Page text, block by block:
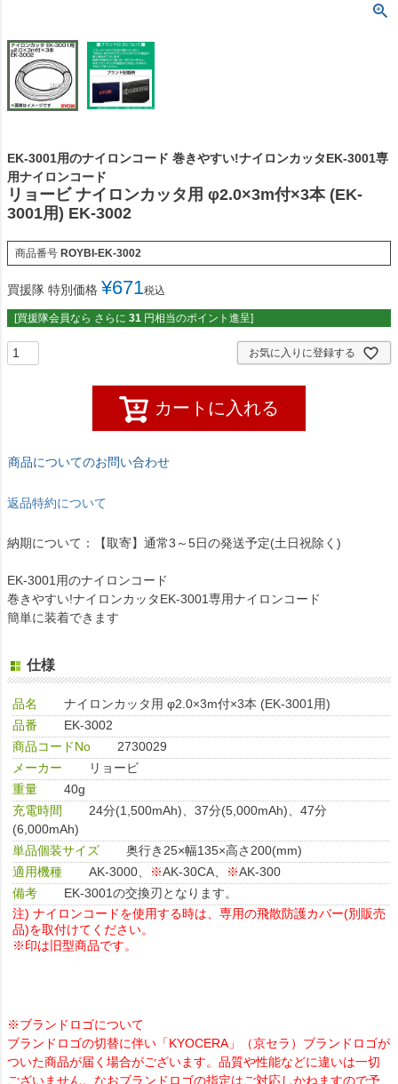
EK-3001用のナイロンコード 巻きやすい!ナイロンカッタEK-3001専
用ナイロンコード
リョービ ナイロンカッタ用 φ2.0×3m付×3本 (EK-
3001用) EK-3002
商品番号 ROYBI-EK-3002
買援隊 特別価格 ¥671税込
[買援隊会員なら さらに 31 円相当のポイント進呈]
お気に入りに登録する
カートに入れる
商品についてのお問い合わせ
返品特約について
納期について：【取寄】通常3～5日の発送予定(土日祝除く)
EK-3001用のナイロンコード
巻きやすい!ナイロンカッタEK-3001専用ナイロンコード
簡単に装着できます
仕様
品名
ナイロンカッタ用 φ2.0×3m付×3本 (EK-3001用)
品番
EK-3002
商品コードNo
2730029
メーカー
リョービ
重量
40g
充電時間
24分(1,500mAh)、37分(5,000mAh)、47分
(6,000mAh)
単品個装サイズ
奥行き25×幅135×高さ200(mm)
適用機種
AK-3000、 ※AK-30CA、 ※AK-300
備考
EK-3001の交換刃となります。
注) ナイロンコードを使用する時は、専用の飛散防護カバー(別販売
品)を取付けてください。
※印は旧型商品です。
※ブランドロゴについて
ブランドロゴの切替に伴い「KYOCERA」（京セラ）ブランドロゴが
ついた商品が届く場合がございます。品質や性能などに違いは一切
ございません。なおブランドロゴの指定はご対応しかねますので予